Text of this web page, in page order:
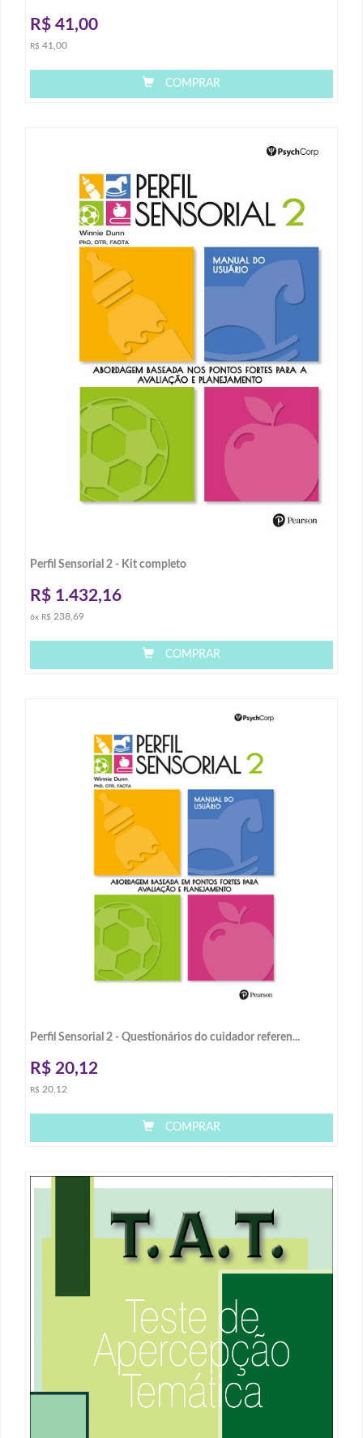
R$ 41,00
R$ 41,00
COMPRAR
Perfil Sensorial 2 - Kit completo
R$ 1.432,16
6x R$ 238,69
COMPRAR
Perfil Sensorial 2 - Questionários do cuidador referen...
R$ 20,12
R$ 20,12
COMPRAR